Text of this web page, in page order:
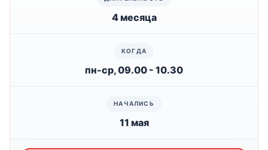
4 месяца
пн-ср, 09.00 - 10.30
11 мая